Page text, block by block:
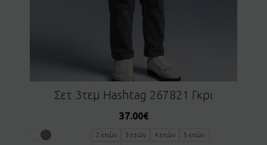
Σετ 3τεμ Hashtag 267821 Γκρι
37.00€
2 ετών 3 ετών 4 ετών
5 ετών